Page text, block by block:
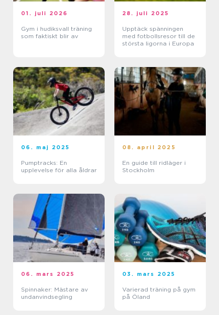
01. juli 2026
Gym i hudiksvall träning
som faktiskt blir av
28. juli 2025
Upptäck spänningen
med fotbollsresor till de
största ligorna i Europa
06. maj 2025
Pumptracks: En
upplevelse för alla åldrar
08. april 2025
En guide till ridläger i
Stockholm
06. mars 2025
Spinnaker: Mästare av
undanvindsegling
03. mars 2025
Varierad träning på gym
på Öland